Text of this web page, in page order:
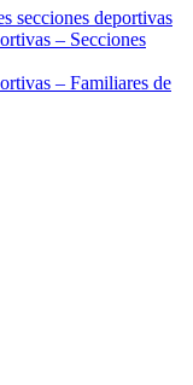
secciones deportivas
– Secciones
– Familiares de